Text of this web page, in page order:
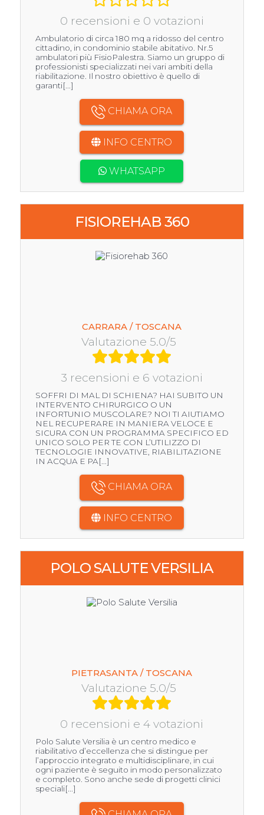
0 recensioni e 0 votazioni
Ambulatorio di circa 180 mq a ridosso del centro
cittadino, in condominio stabile abitativo. Nr.5
ambulatori più FisioPalestra. Siamo un gruppo di
professionisti specializzati nei vari ambiti della
riabilitazione. Il nostro obiettivo è quello di
garanti[...]
CHIAMA ORA
INFO CENTRO
WHATSAPP
FISIOREHAB 360
CARRARA / TOSCANA
Valutazione 5.0/5
3 recensioni e 6 votazioni
SOFFRI DI MAL DI SCHIENA? HAI SUBITO UN
INTERVENTO CHIRURGICO O UN
INFORTUNIO MUSCOLARE? NOI TI AIUTIAMO
NEL RECUPERARE IN MANIERA VELOCE E
SICURA CON UN PROGRAMMA SPECIFICO ED
UNICO SOLO PER TE CON L’UTILIZZO DI
TECNOLOGIE INNOVATIVE, RIABILITAZIONE
IN ACQUA E PA[...]
CHIAMA ORA
INFO CENTRO
POLO SALUTE VERSILIA
PIETRASANTA / TOSCANA
Valutazione 5.0/5
0 recensioni e 4 votazioni
Polo Salute Versilia è un centro medico e
riabilitativo d’eccellenza che si distingue per
l’approccio integrato e multidisciplinare, in cui
ogni paziente è seguito in modo personalizzato
e completo. Sono anche sede di progetti clinici
speciali[...]